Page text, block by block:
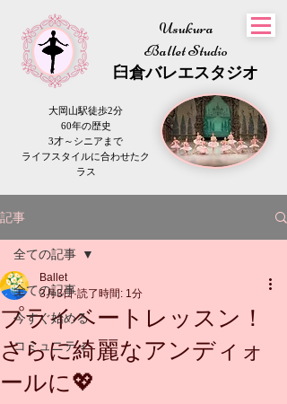
Usukura
Ballet Studio
​臼倉バレエスタジオ
大岡山駅徒歩2分
60年の歴史
3才～シニアまで
​ライフスタイルに合わせたク
ラス
記事
全ての記事
今すぐ始める
コミュニティ
全ての記事
プライベートレッスン！
さらに綺麗なアンディォ
ールに💖
Ballet
3月3日 読了時間: 1分